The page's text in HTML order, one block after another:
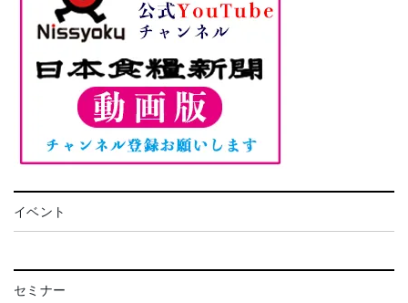
イベント
セミナー